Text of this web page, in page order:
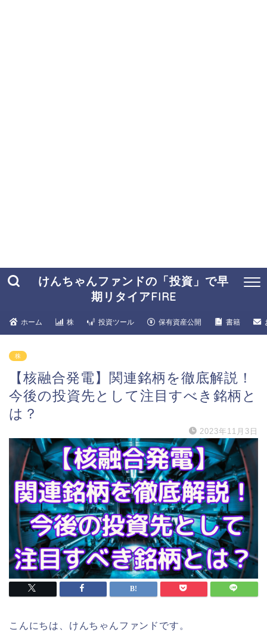
けんちゃんファンドの「投資」で早
期リタイアFIRE
ホーム 株 投資ツール 保有資産公開 書籍
株
【核融合発電】関連銘柄を徹底解説！
今後の投資先として注目すべき銘柄と
は？
2023年11月3日
こんにちは、けんちゃんファンドです。